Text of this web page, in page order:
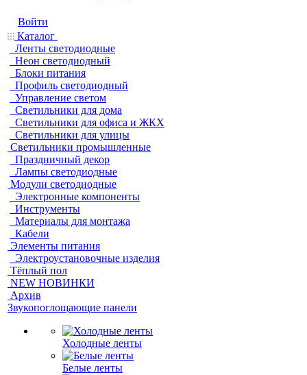
Войти
Каталог
Ленты светодиодные
Неон светодиодный
Блоки питания
Профиль светодиодный
Управление светом
Светильники для дома
Светильники для офиса и ЖКХ
Светильники для улицы
Светильники промышленные
Праздничный декор
Лампы светодиодные
Модули светодиодные
Электронные компоненты
Инструменты
Материалы для монтажа
Кабели
Элементы питания
Электроустановочные изделия
Тёплый пол
NEW НОВИНКИ
Архив
Звукопоглощающие панели
Холодные ленты
Белые ленты